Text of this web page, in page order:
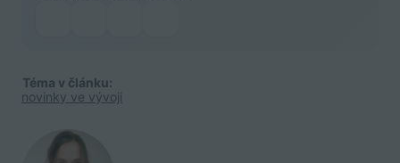
Téma v článku:
novinky ve vývoji